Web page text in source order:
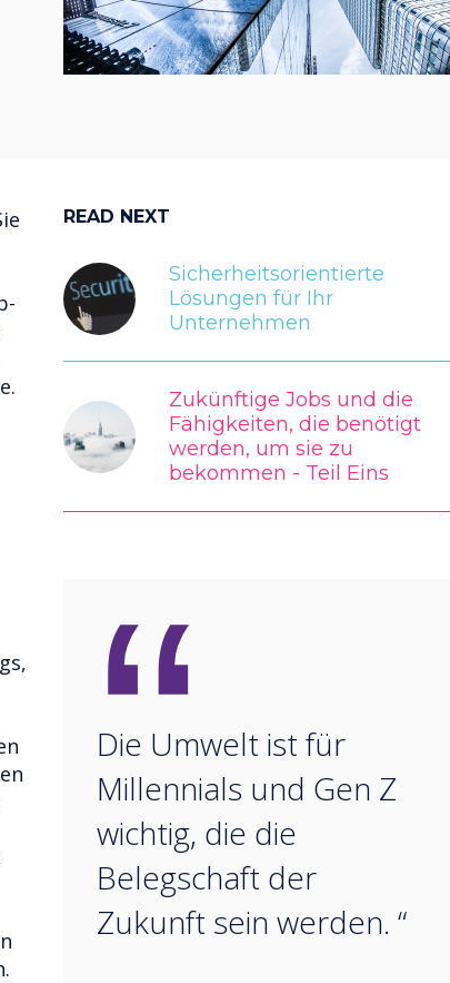
READ NEXT
Sicherheitsorientierte
Lösungen für Ihr
Unternehmen
Zukünftige Jobs und die
Fähigkeiten, die benötigt
werden, um sie zu
bekommen - Teil Eins
“
Die Umwelt ist für
Millennials und Gen Z
wichtig, die die
Belegschaft der
Zukunft sein werden. “